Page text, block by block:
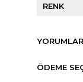
RENK
YORUMLAR
ÖDEME